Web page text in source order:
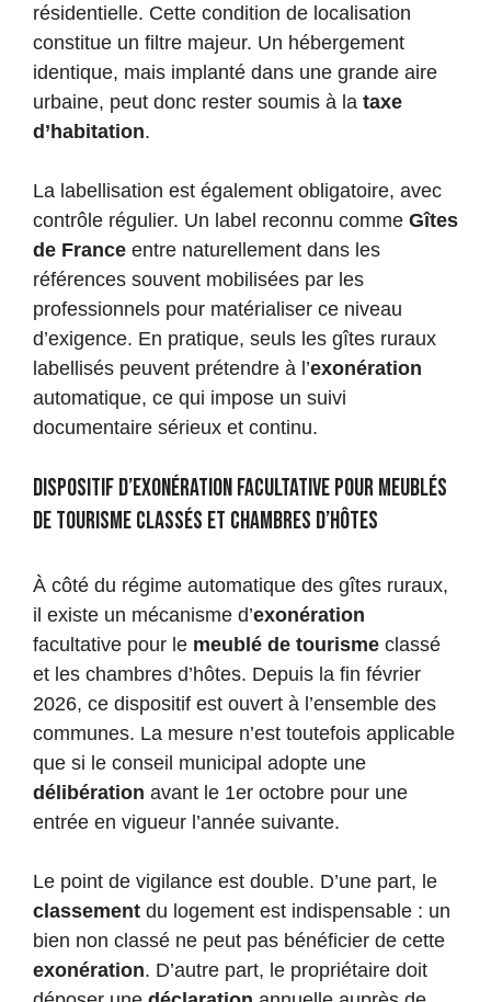
résidentielle. Cette condition de localisation
constitue un filtre majeur. Un hébergement
identique, mais implanté dans une grande aire
urbaine, peut donc rester soumis à la taxe
d’habitation.
La labellisation est également obligatoire, avec
contrôle régulier. Un label reconnu comme Gîtes
de France entre naturellement dans les
références souvent mobilisées par les
professionnels pour matérialiser ce niveau
d’exigence. En pratique, seuls les gîtes ruraux
labellisés peuvent prétendre à l’exonération
automatique, ce qui impose un suivi
documentaire sérieux et continu.
Dispositif d’exonération facultative pour meublés
de tourisme classés et chambres d’hôtes
À côté du régime automatique des gîtes ruraux,
il existe un mécanisme d’exonération
facultative pour le meublé de tourisme classé
et les chambres d’hôtes. Depuis la fin février
2026, ce dispositif est ouvert à l’ensemble des
communes. La mesure n’est toutefois applicable
que si le conseil municipal adopte une
délibération avant le 1er octobre pour une
entrée en vigueur l’année suivante.
Le point de vigilance est double. D’une part, le
classement du logement est indispensable : un
bien non classé ne peut pas bénéficier de cette
exonération. D’autre part, le propriétaire doit